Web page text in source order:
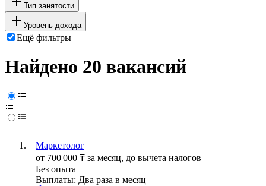
Тип занятости
Уровень дохода
Ещё фильтры
Найдено 20 вакансий
Маркетолог
от 700 000 ₸ за месяц, до вычета налогов
Без опыта
Выплаты: Два раза в месяц